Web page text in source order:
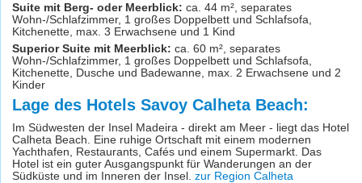
Suite mit Berg- oder Meerblick: ca. 44 m², separates
Wohn-/Schlafzimmer, 1 großes Doppelbett und Schlafsofa,
Kitchenette, max. 3 Erwachsene und 1 Kind
Superior Suite mit Meerblick: ca. 60 m², separates
Wohn-/Schlafzimmer, 1 großes Doppelbett und Schlafsofa,
Kitchenette, Dusche und Badewanne, max. 2 Erwachsene und 2
Kinder
Lage des Hotels Savoy Calheta Beach:
Im Südwesten der Insel Madeira - direkt am Meer - liegt das Hotel
Calheta Beach. Eine ruhige Ortschaft mit einem modernen
Yachthafen, Restaurants, Cafés und einem Supermarkt. Das
Hotel ist ein guter Ausgangspunkt für Wanderungen an der
Südküste und im Inneren der Insel. zur Region Calheta